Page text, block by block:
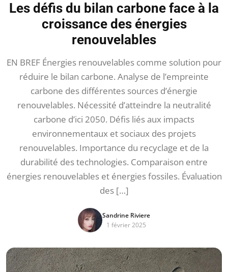
Les défis du bilan carbone face à la
croissance des énergies
renouvelables
EN BREF Énergies renouvelables comme solution pour
réduire le bilan carbone. Analyse de l’empreinte
carbone des différentes sources d’énergie
renouvelables. Nécessité d’atteindre la neutralité
carbone d’ici 2050. Défis liés aux impacts
environnementaux et sociaux des projets
renouvelables. Importance du recyclage et de la
durabilité des technologies. Comparaison entre
énergies renouvelables et énergies fossiles. Évaluation
des […]
Sandrine Riviere
1 février 2025